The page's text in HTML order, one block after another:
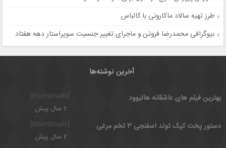
طرز تهیه سالاد ماکارونی با کالباس
بیوگرافی محمدرضا فروتن و ماجرای تغییر جنسیت سوپراستار دهه هفتاد
آخرین نوشته‌ها
بهترین فیلم های عاشقانه هالیوود
2 سال پیش
[thumbnails]
دستور پخت کیک تولد اسفنجی ۳ تخم مرغی
2 سال پیش